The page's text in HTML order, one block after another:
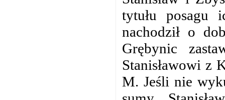
tytułu posagu
nachodził o
Grębynic
Stanisławowi z
M. Jeśli nie